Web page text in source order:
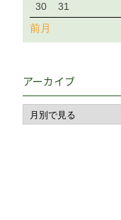
30
31
前月
アーカイブ